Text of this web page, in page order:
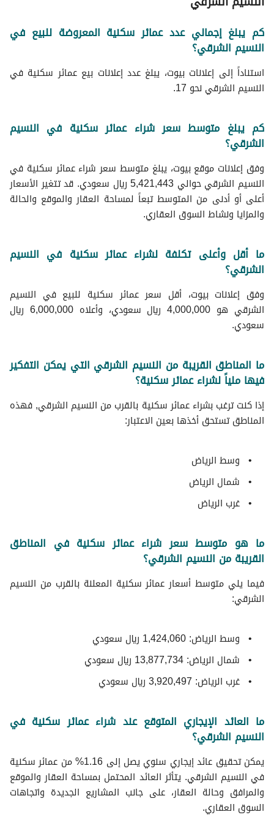
كم يبلغ إجمالي عدد عمائر سكنية المعروضة للبيع في
النسيم الشرقي؟
استناداً إلى إعلانات بيوت، يبلغ عدد إعلانات بيع عمائر سكنية في
النسيم الشرقي نحو 17.
كم يبلغ متوسط سعر شراء عمائر سكنية في النسيم
الشرقي؟
وفق إعلانات موقع بيوت، يبلغ متوسط سعر شراء عمائر سكنية في
النسيم الشرقي حوالي 5,421,443 ريال سعودي. قد تتغير الأسعار
أعلى أو أدنى من المتوسط تبعاً لمساحة العقار والموقع والحالة
والمزايا ونشاط السوق العقاري.
ما أقل وأعلى تكلفة لشراء عمائر سكنية في النسيم
الشرقي؟
وفق إعلانات بيوت، أقل سعر عمائر سكنية للبيع في النسيم
الشرقي هو 4,000,000 ريال سعودي، وأعلاه 6,000,000 ريال
سعودي.
ما المناطق القريبة من النسيم الشرقي التي يمكن التفكير
فيها ملياً لشراء عمائر سكنية؟
إذا كنت ترغب بشراء عمائر سكنية بالقرب من النسيم الشرقي, فهذه
المناطق تستحق أخذها بعين الاعتبار:
وسط الرياض
شمال الرياض
غرب الرياض
ما هو متوسط سعر شراء عمائر سكنية في المناطق
القريبة من النسيم الشرقي؟
فيما يلي متوسط ​​أسعار عمائر سكنية المعلنة بالقرب من النسيم
الشرقي:
وسط الرياض: 1,424,060 ريال سعودي
شمال الرياض: 13,877,734 ريال سعودي
غرب الرياض: 3,920,497 ريال سعودي
ما العائد الإيجاري المتوقع عند شراء عمائر سكنية في
النسيم الشرقي؟
يمكن تحقيق عائد إيجاري سنوي يصل إلى 1.16% من عمائر سكنية
في النسيم الشرقي. يتأثر العائد المحتمل بمساحة العقار والموقع
والمرافق وحالة العقار، على جانب المشاريع الجديدة واتجاهات
السوق العقاري.